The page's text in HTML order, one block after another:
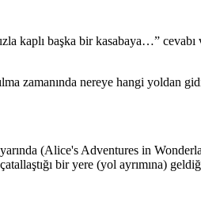
kaplı başka bir kasabaya…”
zamanında nereye hangi
(Alice's Adventures in
bir yere (yol ayrımına)